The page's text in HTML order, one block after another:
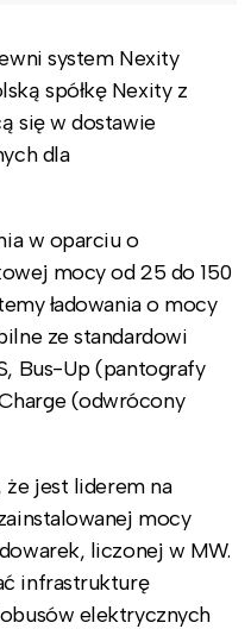
system Nexity
spółkę Nexity z
się w dostawie
dla
w oparciu o
mocy od 25 do 150
ładowania o mocy
ze standardowi
Bus-Up (pantografy
(odwrócony
że jest liderem na
mocy
liczonej w MW.
infrastrukturę
elektrycznych